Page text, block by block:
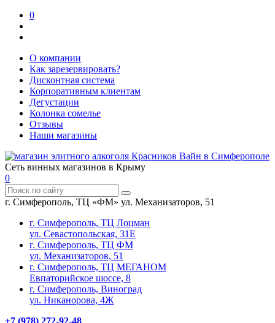
0
О компании
Как зарезервировать?
Дисконтная система
Корпоративным клиентам
Дегустации
Колонка сомелье
Отзывы
Наши магазины
Сеть винных магазинов в Крыму
0
г. Симферополь, ТЦ «ФМ» ул. Механизаторов, 51
г. Симферополь, ТЦ Лоцман
ул. Севастопольская, 31Е
г. Симферополь, ТЦ ФМ
ул. Механизаторов, 51
г. Симферополь, ТЦ МЕГАНОМ
Евпаторийское шоссе, 8
г. Симферополь, Виноград
ул. Никанорова, 4Ж
+7 (978) 272-92-48